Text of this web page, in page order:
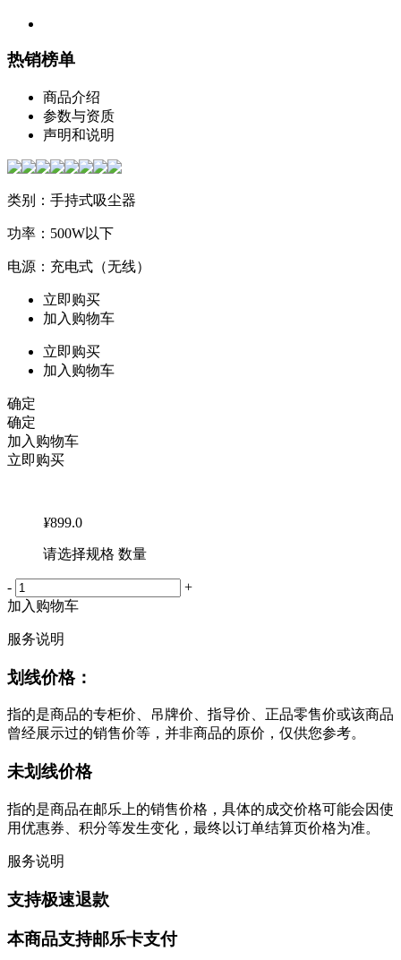
热销榜单
商品介绍
参数与资质
声明和说明
类别：手持式吸尘器
功率：500W以下
电源：充电式（无线）
立即购买
加入购物车
立即购买
加入购物车
确定
确定
加入购物车
立即购买
¥899.0
请选择规格 数量
-
+
加入购物车
服务说明
划线价格：
指的是商品的专柜价、吊牌价、指导价、正品零售价或该商品
曾经展示过的销售价等，并非商品的原价，仅供您参考。
未划线价格
指的是商品在邮乐上的销售价格，具体的成交价格可能会因使
用优惠券、积分等发生变化，最终以订单结算页价格为准。
服务说明
支持极速退款
本商品支持邮乐卡支付